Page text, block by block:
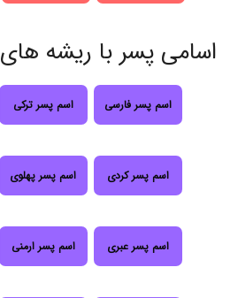
اسامی پسر با ریشه های
اسم پسر فارسی اسم پسر ترکی
اسم پسر کردی اسم پسر پهلوی
اسم پسر عبری اسم پسر ارمنی